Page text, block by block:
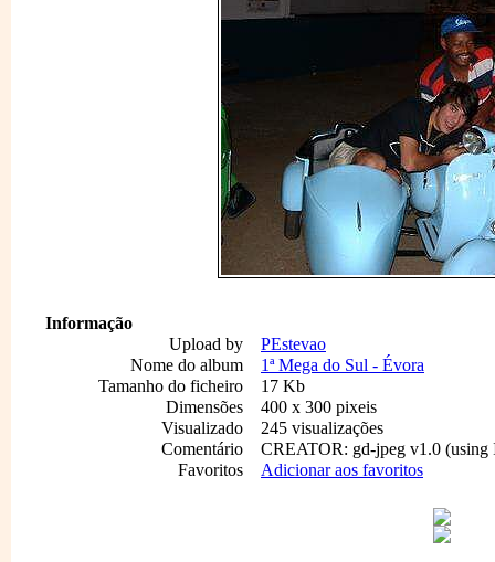
Informação
Upload by
PEstevao
Nome do album
1ª Mega do Sul - Évora
Tamanho do ficheiro
17 Kb
Dimensões
400 x 300 pixeis
Visualizado
245 visualizações
Comentário
CREATOR: gd-jpeg v1.0
Favoritos
Adicionar aos favoritos